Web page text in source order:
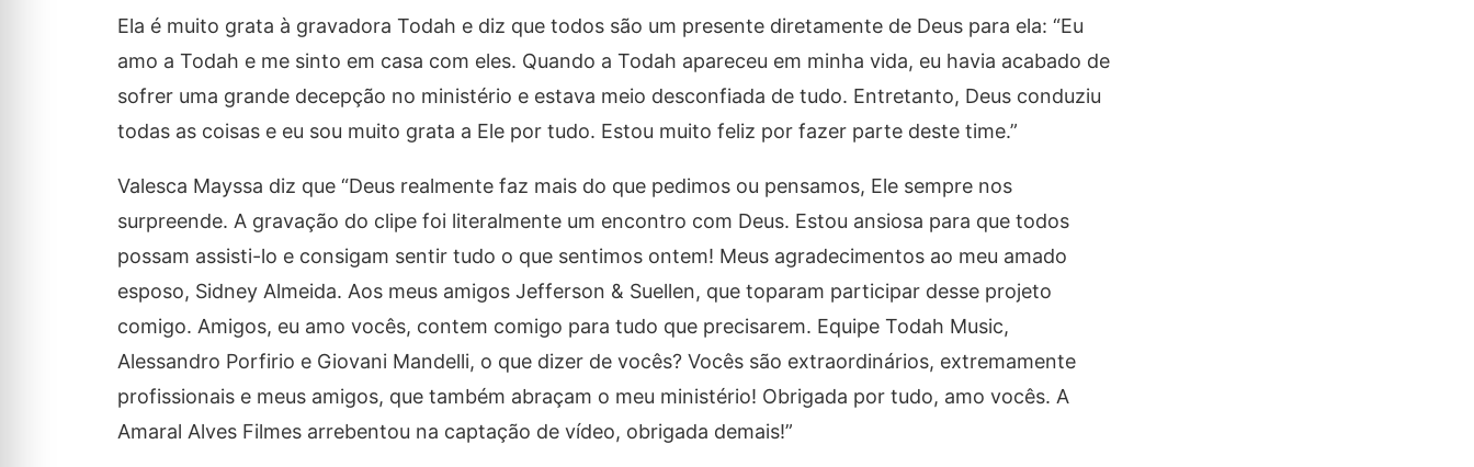
Ela é muito grata à gravadora Todah e diz que todos são um presente diretamente de Deus para ela: “Eu
amo a Todah e me sinto em casa com eles. Quando a Todah apareceu em minha vida, eu havia acabado de
sofrer uma grande decepção no ministério e estava meio desconfiada de tudo. Entretanto, Deus conduziu
todas as coisas e eu sou muito grata a Ele por tudo. Estou muito feliz por fazer parte deste time.”
Valesca Mayssa diz que “Deus realmente faz mais do que pedimos ou pensamos, Ele sempre nos
surpreende. A gravação do clipe foi literalmente um encontro com Deus. Estou ansiosa para que todos
possam assisti-lo e consigam sentir tudo o que sentimos ontem! Meus agradecimentos ao meu amado
esposo, Sidney Almeida. Aos meus amigos Jefferson & Suellen, que toparam participar desse projeto
comigo. Amigos, eu amo vocês, contem comigo para tudo que precisarem. Equipe Todah Music,
Alessandro Porfirio e Giovani Mandelli, o que dizer de vocês? Vocês são extraordinários, extremamente
profissionais e meus amigos, que também abraçam o meu ministério! Obrigada por tudo, amo vocês. A
Amaral Alves Filmes arrebentou na captação de vídeo, obrigada demais!”